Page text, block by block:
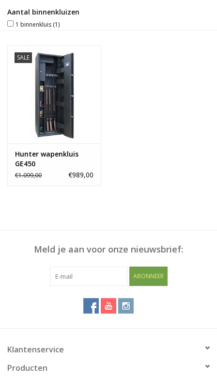
Aantal binnenkluizen
1 binnenkluis (1)
SALE
Hunter wapenkluis
GE450
€1.099,00 €989,00
Meld je aan voor onze nieuwsbrief:
ABONNEER
Klantenservice
Producten